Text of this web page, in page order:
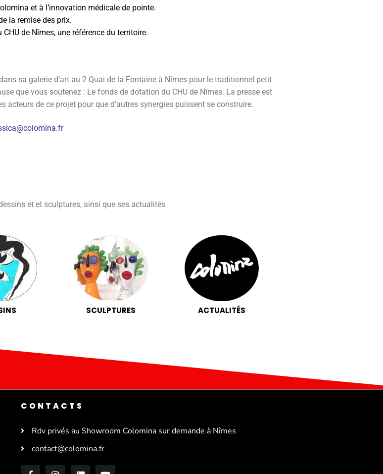
et à l’innovation médicale de pointe.
la remise des prix.
de Nîmes, une référence du territoire.
sa galerie d’art au 2 Quai de la Fontaine à Nîmes pour le traditionnel petit
que vous soutenez : Le fonds de dotation du CHU de Nîmes. La presse est
acteurs de ce projet pour que d’autres synergies puissent se construire.
et et sculptures, ainsi que ses actualités
SCULPTURES ACTUALITÉS
CONTACTS
Rdv privés au Showroom Colomina sur demande à Nîmes
contact@colomina.fr